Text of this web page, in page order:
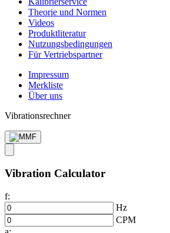
Theorie und Normen
Videos
Produkt­literatur
Nutzungs­bedingungen
Für Vertriebs­partner
Impressum
Merkliste
Über uns
Vibrationsrechner
Vibration Calculator
f:
Hz
CPM